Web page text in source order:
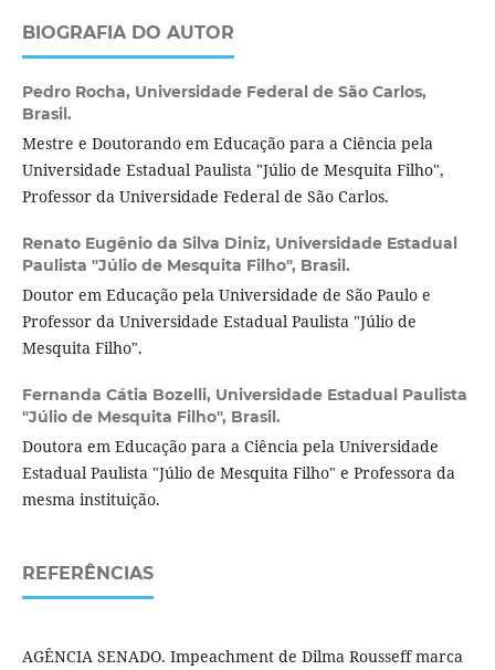
BIOGRAFIA DO AUTOR
Pedro Rocha, Universidade Federal de São Carlos,
Brasil.
Mestre e Doutorando em Educação para a Ciência pela
Universidade Estadual Paulista "Júlio de Mesquita Filho",
Professor da Universidade Federal de São Carlos.
Renato Eugênio da Silva Diniz, Universidade Estadual
Paulista "Júlio de Mesquita Filho", Brasil.
Doutor em Educação pela Universidade de São Paulo e
Professor da Universidade Estadual Paulista "Júlio de
Mesquita Filho".
Fernanda Cátia Bozelli, Universidade Estadual Paulista
"Júlio de Mesquita Filho", Brasil.
Doutora em Educação para a Ciência pela Universidade
Estadual Paulista "Júlio de Mesquita Filho" e Professora da
mesma instituição.
REFERÊNCIAS
AGÊNCIA SENADO. Impeachment de Dilma Rousseff marca